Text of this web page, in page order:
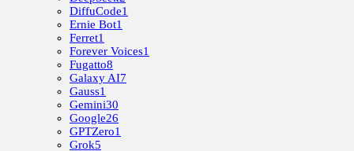
DiffuCode1
Ernie Bot1
Ferret1
Forever Voices1
Fugatto8
Galaxy AI7
Gauss1
Gemini30
Google26
GPTZero1
Grok5